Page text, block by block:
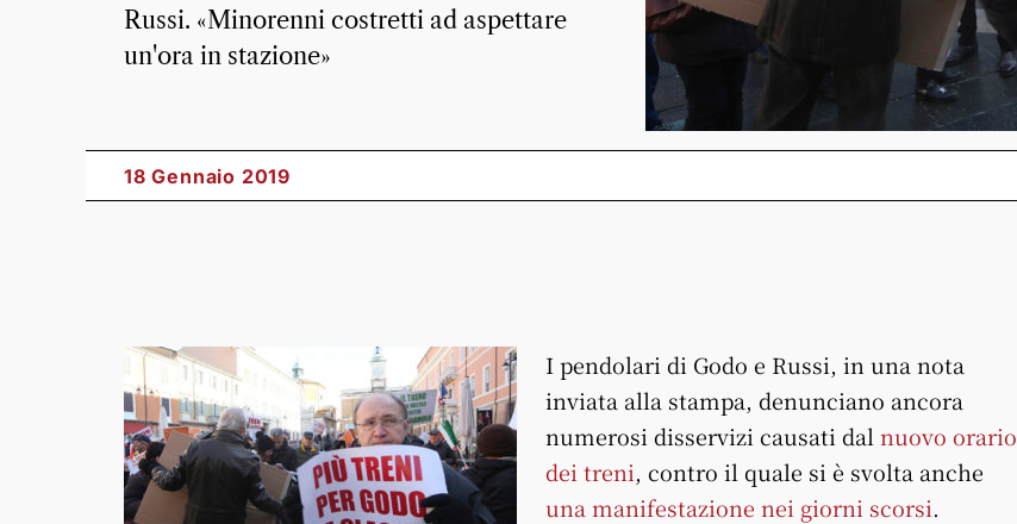
Russi. «Minorenni costretti ad aspettare
un'ora in stazione»
18 Gennaio 2019
I pendolari di Godo e Russi, in una nota
inviata alla stampa, denunciano ancora
numerosi disservizi causati dal nuovo orario
dei treni, contro il quale si è svolta anche
una manifestazione nei giorni scorsi.